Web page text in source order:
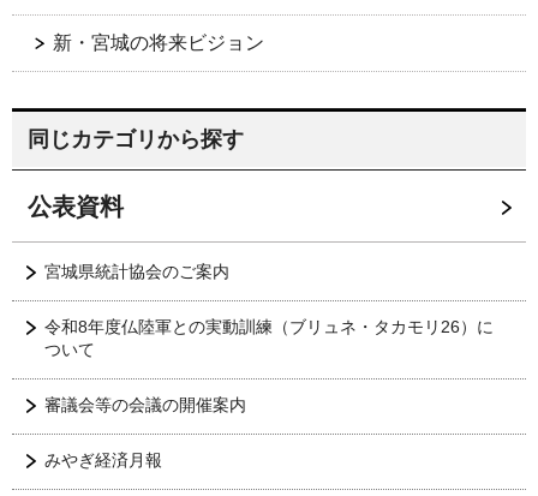
新・宮城の将来ビジョン
同じカテゴリから探す
公表資料
宮城県統計協会のご案内
令和8年度仏陸軍との実動訓練（ブリュネ・タカモリ26）に
ついて
審議会等の会議の開催案内
みやぎ経済月報